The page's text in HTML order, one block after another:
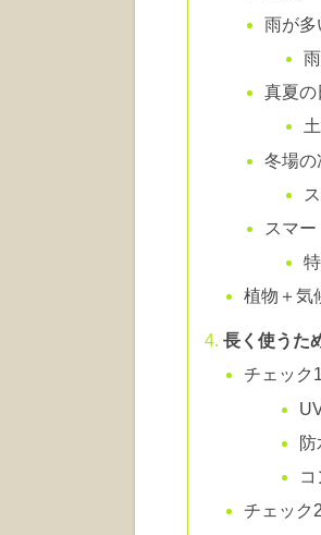
雨が多
真夏の
冬場の
スマ
植物＋気
長く使うた
チェック
チェック